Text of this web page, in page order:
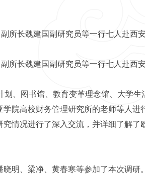
所长魏建国副研究员等一行七人赴西
所长魏建国副研究员等一行七人赴西
、图书馆、教育变革理念馆、大学
院高校财务管理研究所的老师等人
情况进行了深入交流，并详细了解
明、梁净、黄春寒等参加了本次调研。